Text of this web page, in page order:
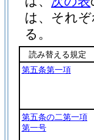
は、それ
る。
読み替える規定
第五条第一項
第五条の二第一項
第一号